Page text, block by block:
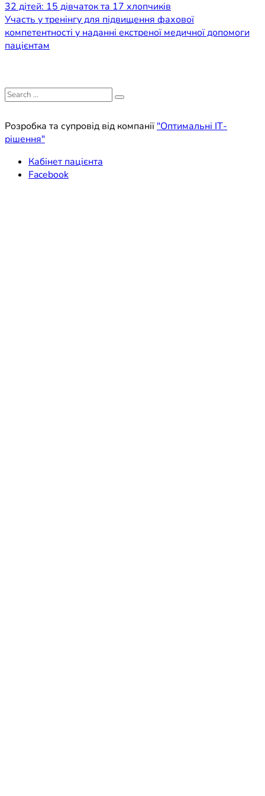
записів
32 дітей: 15 дівчаток та 17 хлопчиків
Участь у тренінгу для підвищення фахової
компетентності у наданні екстреної медичної допомоги
пацієнтам
Search
Розробка та супровід від компанії "Оптимальні ІТ-
рішення"
Кабінет пацієнта
Facebook